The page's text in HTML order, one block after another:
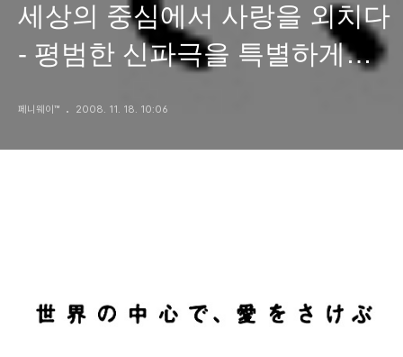
세상의 중심에서 사랑을 외치다
- 평범한 신파극을 특별하게
페니웨이™ 2008. 11. 18. 10:06